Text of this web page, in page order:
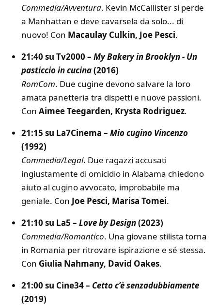
Commedia/Avventura. Kevin McCallister si perde
a Manhattan e deve cavarsela da solo... di
nuovo! Con Macaulay Culkin, Joe Pesci.
21:40 su Tv2000 – My Bakery in Brooklyn - Un
pasticcio in cucina(2016)
RomCom. Due cugine devono salvare la loro
amata panetteria tra dispetti e nuove passioni.
Con Aimee Teegarden, Krysta Rodriguez.
21:15 su La7Cinema – Mio cugino Vincenzo
(1992)
Commedia/Legal. Due ragazzi accusati
ingiustamente di omicidio in Alabama chiedono
aiuto al cugino avvocato, improbabile ma
geniale. Con Joe Pesci, Marisa Tomei.
21:10 su La5 – Love by Design(2023)
Commedia/Romantico. Una giovane stilista torna
in Romania per ritrovare ispirazione e sé stessa.
Con Giulia Nahmany, David Oakes.
21:00 su Cine34 – Cetto c’è senzadubbiamente
(2019)